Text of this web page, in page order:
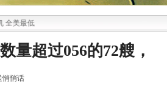
最低
量超过056的72艘，
悄悄话